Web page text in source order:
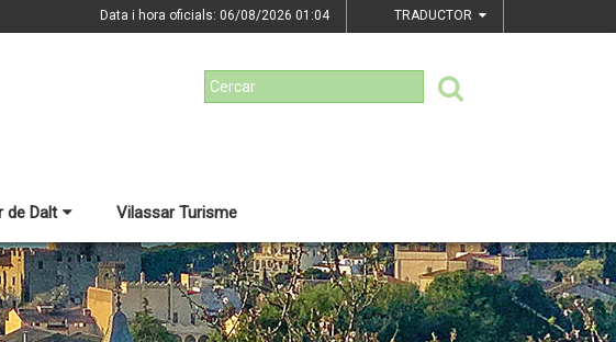
Data i hora oficials: 06/08/2026 01:04 TRADUCTOR
de Dalt Vilassar Turisme